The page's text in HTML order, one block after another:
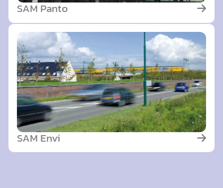
SAM Panto
SAM Envi